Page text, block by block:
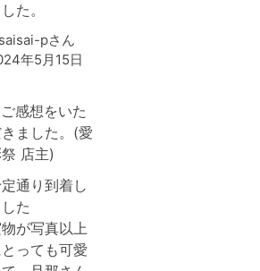
た。
pさん
年5月15日
感想をいた
ました。(愛
店主)
通り到着し
た
が写真以上
っても可愛